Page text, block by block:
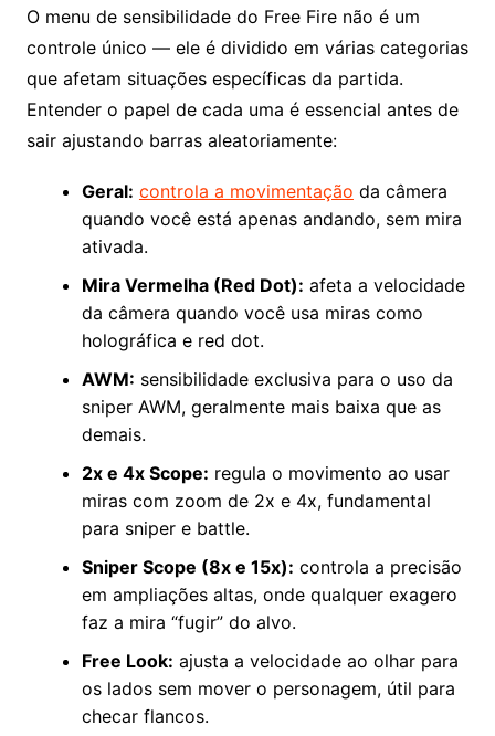
O menu de sensibilidade do Free Fire não é um
controle único — ele é dividido em várias categorias
que afetam situações específicas da partida.
Entender o papel de cada uma é essencial antes de
sair ajustando barras aleatoriamente:
Geral: controla a movimentação da câmera
quando você está apenas andando, sem mira
ativada.
Mira Vermelha (Red Dot): afeta a velocidade
da câmera quando você usa miras como
holográfica e red dot.
AWM: sensibilidade exclusiva para o uso da
sniper AWM, geralmente mais baixa que as
demais.
2x e 4x Scope: regula o movimento ao usar
miras com zoom de 2x e 4x, fundamental
para sniper e battle.
Sniper Scope (8x e 15x): controla a precisão
em ampliações altas, onde qualquer exagero
faz a mira “fugir” do alvo.
Free Look: ajusta a velocidade ao olhar para
os lados sem mover o personagem, útil para
checar flancos.